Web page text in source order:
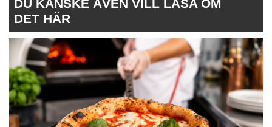
DU KANSKE ÄVEN VILL LÄSA OM
DET HÄR